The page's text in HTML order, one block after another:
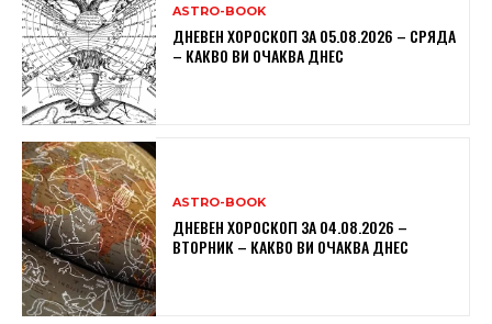
ASTRO-BOOK
ДНЕВЕН ХОРОСКОП ЗА 05.08.2026 – СРЯДА
– КАКВО ВИ ОЧАКВА ДНЕС
ASTRO-BOOK
ДНЕВЕН ХОРОСКОП ЗА 04.08.2026 –
ВТОРНИК – КАКВО ВИ ОЧАКВА ДНЕС